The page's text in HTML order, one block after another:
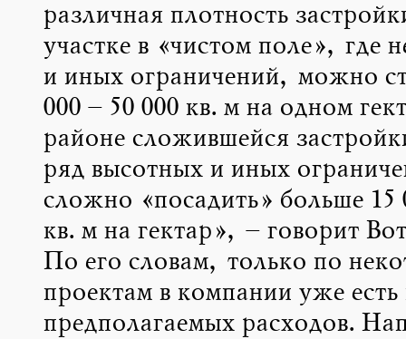
различная плотность
участке в «чистом поле», где
и иных ограничений, можно
000 – 50 000 кв. м на одном
районе сложившейся
ряд высотных и иных
сложно «посадить» больше 15
кв. м на гектар», – говорит
По его словам, только по
проектам в компании уже
предполагаемых расходов.